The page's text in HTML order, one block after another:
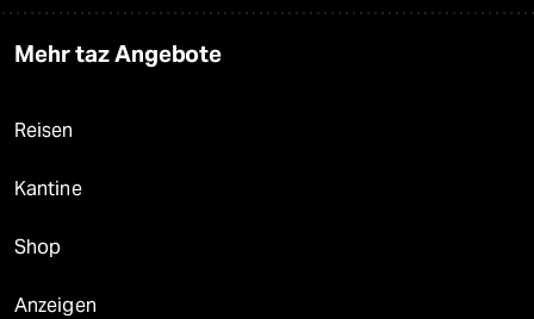
Mehr taz Angebote
Reisen
Kantine
Shop
Anzeigen